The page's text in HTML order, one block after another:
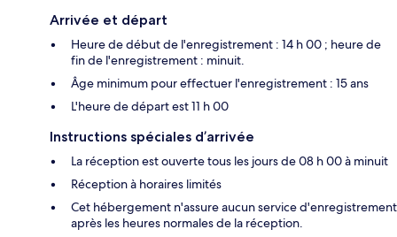
Arrivée et départ
Heure de début de l'enregistrement : 14 h 00 ; heure de
fin de l'enregistrement : minuit.
Âge minimum pour effectuer l'enregistrement : 15 ans
L'heure de départ est 11 h 00
Instructions spéciales d’arrivée
La réception est ouverte tous les jours de 08 h 00 à minuit
Réception à horaires limités
Cet hébergement n'assure aucun service d'enregistrement
après les heures normales de la réception.